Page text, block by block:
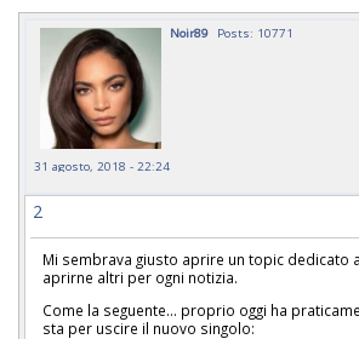
Noir89 Posts: 10771
31 agosto, 2018 - 22:24
2
Mi sembrava giusto aprire un topic dedicato
aprirne altri per ogni notizia.
Come la seguente... proprio oggi ha
sta per uscire il nuovo singolo: